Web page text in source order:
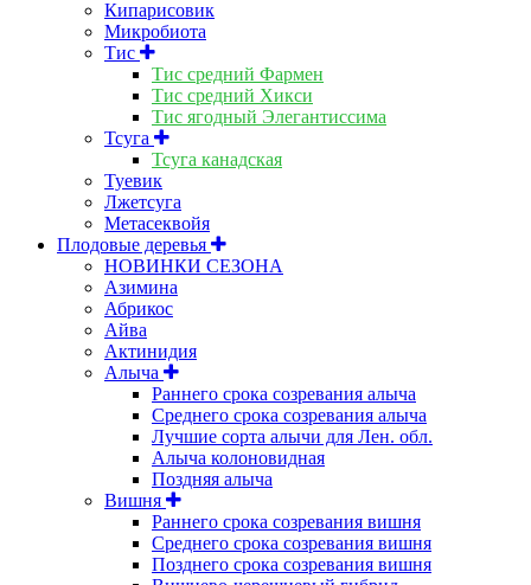
Кипарисовик
Микробиота
Тис
Тис средний Фармен
Тис средний Хикси
Тис ягодный Элегантиссима
Тсуга
Тсуга канадская
Туевик
Лжетсуга
Метасеквойя
Плодовые деревья
НОВИНКИ СЕЗОНА
Азимина
Абрикос
Айва
Актинидия
Алыча
Раннего срока созревания алыча
Среднего срока созревания алыча
Лучшие сорта алычи для Лен. обл.
Алыча колоновидная
Поздняя алыча
Вишня
Раннего срока созревания вишня
Среднего срока созревания вишня
Позднего срока созревания вишня